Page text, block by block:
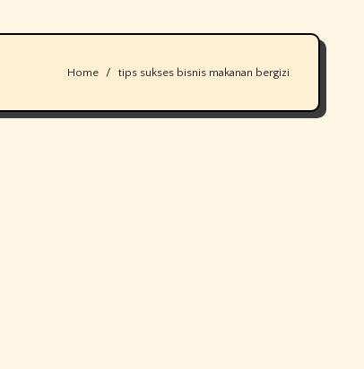
Home tips sukses bisnis makanan bergizi